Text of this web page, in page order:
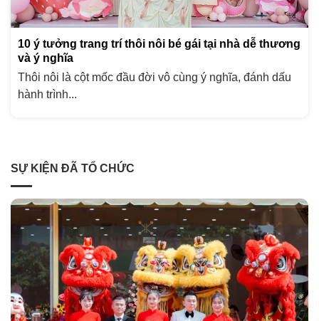
10 ý tưởng trang trí thôi nôi bé gái tại nhà dễ thương
và ý nghĩa
Thôi nôi là cột mốc đầu đời vô cùng ý nghĩa, đánh dấu
hành trình...
SỰ KIỆN ĐÃ TỔ CHỨC